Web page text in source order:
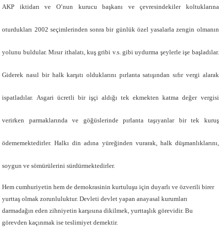
AKP iktidarı ve O’nun kurucu başkanı ve çevresindekiler koltuklarına
oturdukları 2002 seçimlerinden sonra bir günlük özel yasalarla zengin olmanın
yolunu buldular. Mısır ithalatı, kuş gribi v.s. gibi uydurma şeylerle işe başladılar.
Giderek nasıl bir halk karşıtı olduklarını pırlanta satışından sıfır vergi alarak
ispatladılar. Asgari ücretli bir işçi aldığı tek ekmekten katma değer vergisi
verirken parmaklarında ve göğüslerinde pırlanta taşıyanlar bir tek kuruş
ödememektedirler. Halkı din adına yüreğinden vurarak, halk düşmanlıklarını,
soygun ve sömürülerini sürdürmektedirler.
Hem cumhuriyetin hem de demokrasinin kurtuluşu için duyarlı ve özverili birer
yurttaş olmak zorunluluktur. Devleti devlet yapan anayasal kurumları
darmadağın eden zihniyetin karşısına dikilmek, yurttaşlık görevidir. Bu
görevden kaçınmak ise teslimiyet demektir.